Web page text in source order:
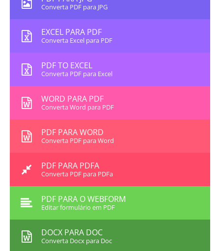
Converta PDF para JPG
EXCEL PARA PDF
Converta Excel para PDF
PDF TO EXCEL
Converta PDF para Excel
WORD PARA PDF
Converta Word para PDF
PDF PARA WORD
Converta PDF para Word
PDF PARA PDFA
Converta PDF para PDFa
PDF PARA O WEBFORM
Editar formulário em PDF
DOCX PARA DOC
Converta Docx para Doc